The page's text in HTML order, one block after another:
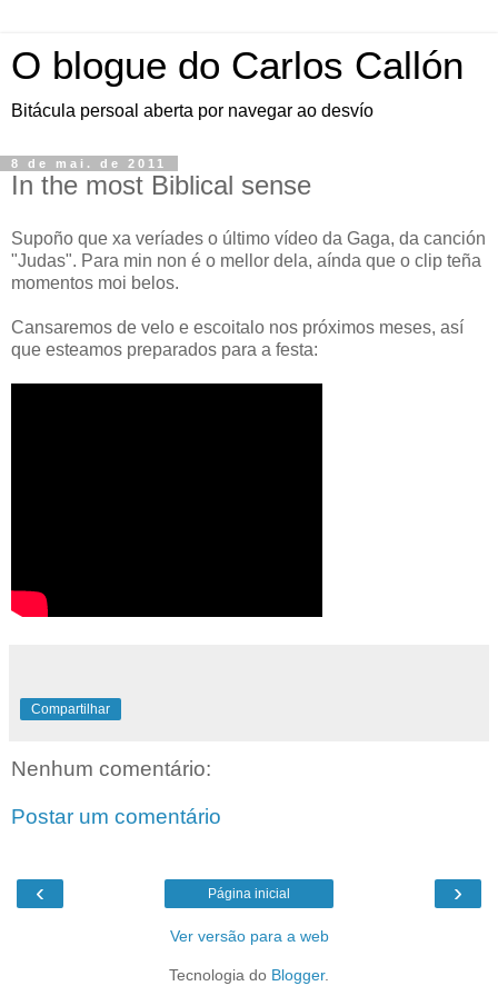
O blogue do Carlos Callón
Bitácula persoal aberta por navegar ao desvío
8 de mai. de 2011
In the most Biblical sense
Supoño que xa veríades o último vídeo da Gaga, da canción
"Judas". Para min non é o mellor dela, aínda que o clip teña
momentos moi belos.
Cansaremos de velo e escoitalo nos próximos meses, así
que esteamos preparados para a festa:
Compartilhar
Nenhum comentário:
Postar um comentário
‹ ›
Página inicial
Ver versão para a web
Tecnologia do Blogger.